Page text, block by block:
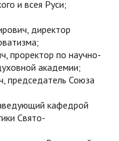
и всея Руси;
директор
проректор по научно-
академии;
председатель Союза
кафедрой
Свято-